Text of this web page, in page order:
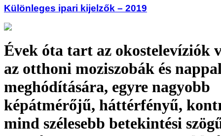
Különleges ipari kijelzők – 2019
Évek óta tart az okostelevíziók
az otthoni moziszobák és
meghódítására, egyre nagyobb
képátmérőjű, háttérfényű,
mind szélesebb betekintési